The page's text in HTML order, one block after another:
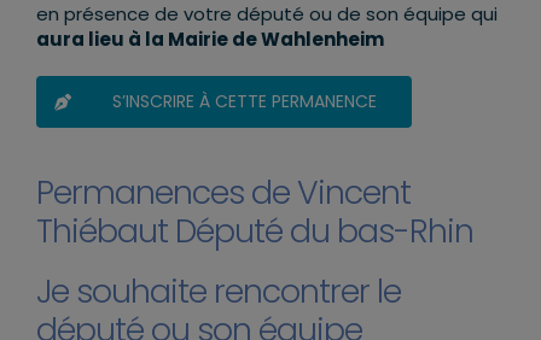
en présence de votre député ou de son équipe qui
aura lieu à la Mairie de Wahlenheim
S’INSCRIRE À CETTE PERMANENCE
Permanences de Vincent
Thiébaut Député du bas-Rhin
Je souhaite rencontrer le
député ou son équipe